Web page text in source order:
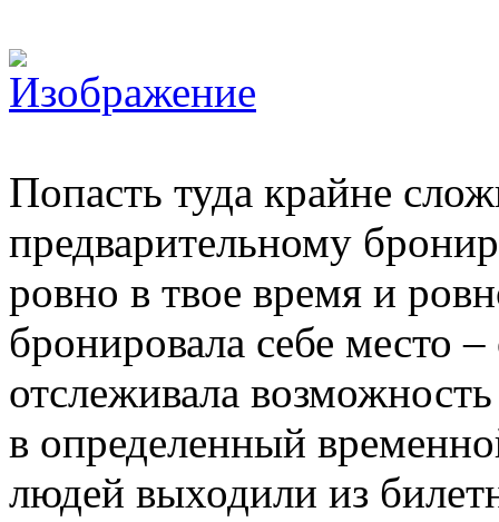
Попасть туда крайне
предварительному
ровно в твое время и
бронировала себе место
отслеживала
в определенный
людей выходили из